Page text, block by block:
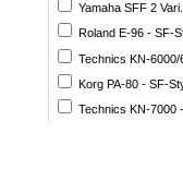
Yamaha SFF 2
Roland E-96 - SF-
Technics KN-6000/
Korg PA-80 - SF-
Technics KN-7000